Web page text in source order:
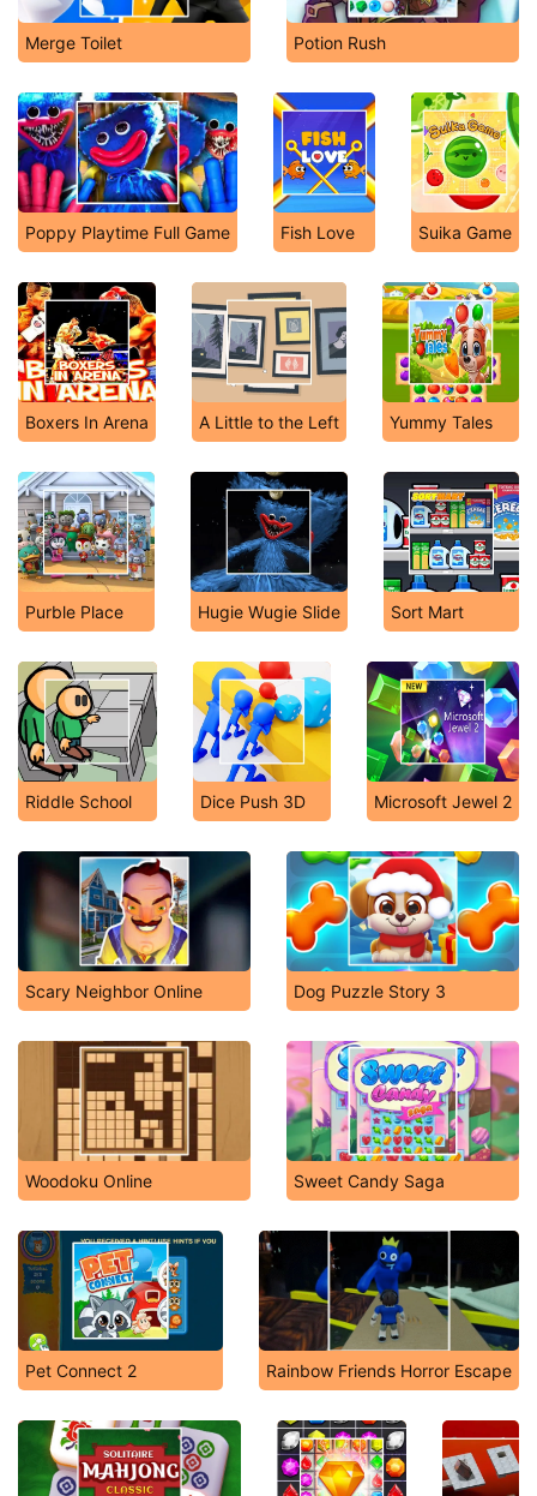
Merge Toilet Potion Rush
Poppy Playtime Full Game Fish Love Suika Game
Boxers In Arena A Little to the Left Yummy Tales
Purble Place Hugie Wugie Slide Sort Mart
Riddle School Dice Push 3D Microsoft Jewel 2
Scary Neighbor Online Dog Puzzle Story 3
Woodoku Online Sweet Candy Saga
Pet Connect 2 Rainbow Friends Horror Escape